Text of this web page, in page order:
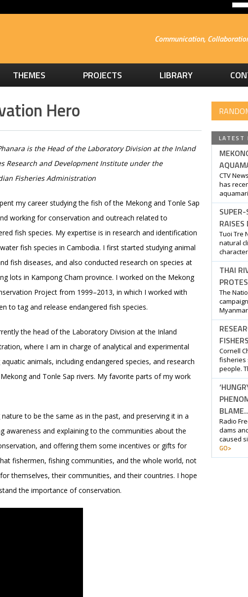
Communication,
THEMES PROJECTS LIBRARY
Hero
is the Head of the Laboratory Division at the Inland
Research and Development Institute under the
Fisheries Administration
my career studying the fish of the Mekong and Tonle Sap
working for conservation and outreach related to
fish species. My expertise is in research and identification
fish species in Cambodia. I first started studying animal
fish diseases, and also conducted research on species at
lots in Kampong Cham province. I worked on the Mekong
Project from 1999–2013, in which I worked with
to tag and release endangered fish species.
the head of the Laboratory Division at the Inland
where I am in charge of analytical and experimental
animals, including endangered species, and research
and Tonle Sap rivers. My favorite parts of my work
to be the same as in the past, and preserving it in a
awareness and explaining to the communities about the
and offering them some incentives or gifts for
fishermen, fishing communities, and the whole world, not
themselves, their communities, and their countries. I hope
the importance of conservation.
LATEST
CTV
has
Tuoi Tre
natural
THAI
The
Cornell
fisheries
people.
Radio
dams
caused
GO>